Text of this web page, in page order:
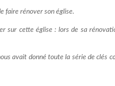
faire rénover son église.
sur cette église : lors de sa
avait donné toute la série de clés